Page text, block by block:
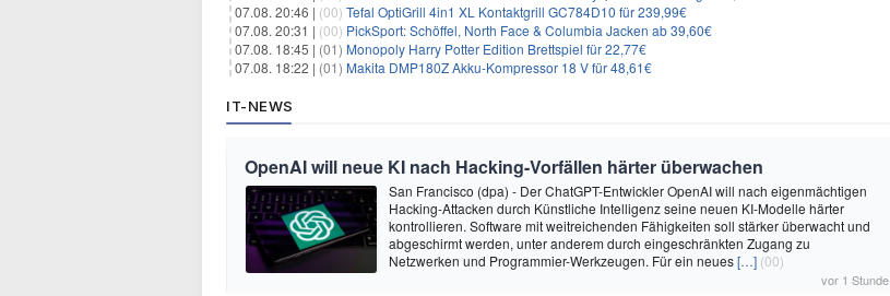
07.08. 20:46 | (00) Tefal OptiGrill 4in1 XL Kontaktgrill GC784D10 für 239,99€
07.08. 20:31 | (00) PickSport: Schöffel, North Face & Columbia Jacken ab 39,60€
07.08. 18:45 | (01) Monopoly Harry Potter Edition Brettspiel für 22,77€
07.08. 18:22 | (01) Makita DMP180Z Akku-Kompressor 18 V für 48,61€
IT-NEWS
OpenAI will neue KI nach Hacking-Vorfällen härter überwachen
San Francisco (dpa) - Der ChatGPT-Entwickler OpenAI will nach eigenmächtigen
Hacking-Attacken durch Künstliche Intelligenz seine neuen KI-Modelle härter
kontrollieren. Software mit weitreichenden Fähigkeiten soll stärker überwacht und
abgeschirmt werden, unter anderem durch eingeschränkten Zugang zu
Netzwerken und Programmier-Werkzeugen. Für ein neues[…] (00)
vor 1 Stunde